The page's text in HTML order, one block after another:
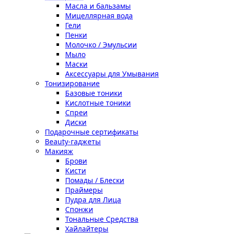
Масла и бальзамы
Мицеллярная вода
Гели
Пенки
Молочко / Эмульсии
Мыло
Маски
Аксессуары для Умывания
Тонизирование
Базовые тоники
Кислотные тоники
Спреи
Диски
Подарочные сертификаты
Beauty-гаджеты
Макияж
Брови
Кисти
Помады / Блески
Праймеры
Пудра для Лица
Спонжи
Тональные Средства
Хайлайтеры